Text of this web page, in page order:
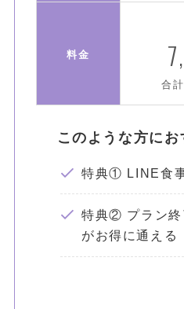
料金
合
このような方にお
特典① LINE食
特典② プラン終
がお得に通える